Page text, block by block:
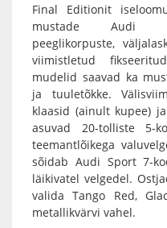
Final Editionit
mustade Audi
peeglikorpuste,
viimistletud
mudelid saavad ka
ja tuuletõkke.
klaasid (ainult kupee)
asuvad 20-tolliste 5-
teemantlõikega
sõidab Audi Sport 7-
läikivatel velgedel.
valida Tango Red,
metallikvärvi vahel.